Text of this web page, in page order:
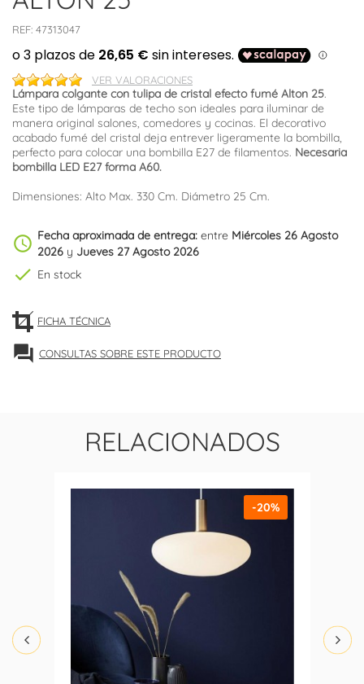
REF: 47313047
VER VALORACIONES
Lámpara colgante con tulipa de cristal efecto fumé Alton 25.
Este tipo de lámparas de techo son ideales para iluminar de
manera original salones, comedores y cocinas. El decorativo
acabado fumé del cristal deja entrever ligeramente la bombilla,
perfecto para colocar una bombilla E27 de filamentos. Necesaria
bombilla LED E27 forma A60.
Dimensiones: Alto Max. 330 Cm. Diámetro 25 Cm.
schedule Fecha aproximada de entrega: entre Miércoles 26 Agosto
2026 y Jueves 27 Agosto 2026
check En stock
FICHA TÉCNICA
forum CONSULTAS SOBRE ESTE PRODUCTO
RELACIONADOS
-20%